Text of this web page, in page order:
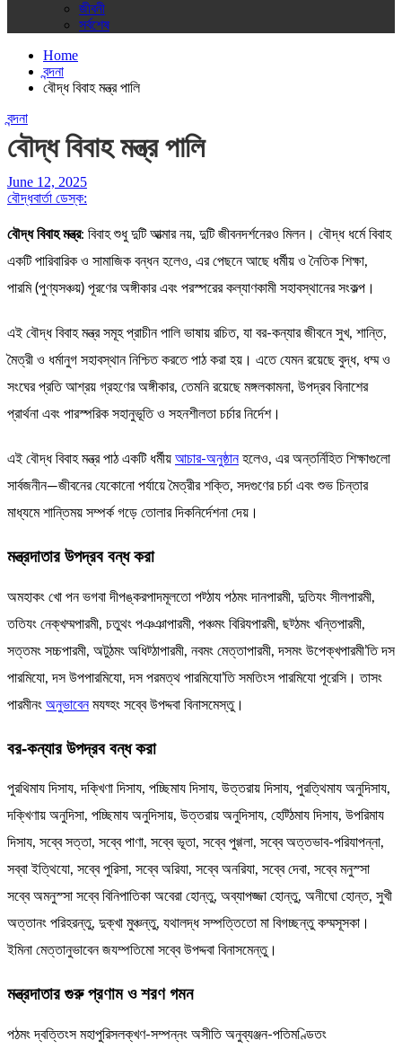
জীবনী
সর্বশেষ
Home
বন্দনা
বৌদ্ধ বিবাহ মন্ত্র পালি
বন্দনা
বৌদ্ধ বিবাহ মন্ত্র পালি
June 12, 2025
বৌদ্ধবার্তা ডেস্ক:
বৌদ্ধ বিবাহ মন্ত্র: বিবাহ শুধু দুটি আত্মার নয়, দুটি জীবনদর্শনেরও মিলন। বৌদ্ধ ধর্মে বিবাহ
একটি পারিবারিক ও সামাজিক বন্ধন হলেও, এর পেছনে আছে ধর্মীয় ও নৈতিক শিক্ষা,
পারমি (পুণ্যসঞ্চয়) পূরণের অঙ্গীকার এবং পরস্পরের কল্যাণকামী সহাবস্থানের সংকল্প।
এই বৌদ্ধ বিবাহ মন্ত্র সমূহ প্রাচীন পালি ভাষায় রচিত, যা বর-কন্যার জীবনে সুখ, শান্তি,
মৈত্রী ও ধর্মানুগ সহাবস্থান নিশ্চিত করতে পাঠ করা হয়। এতে যেমন রয়েছে বুদ্ধ, ধম্ম ও
সংঘের প্রতি আশ্রয় গ্রহণের অঙ্গীকার, তেমনি রয়েছে মঙ্গলকামনা, উপদ্রব বিনাশের
প্রার্থনা এবং পারস্পরিক সহানুভূতি ও সহনশীলতা চর্চার নির্দেশ।
এই বৌদ্ধ বিবাহ মন্ত্র পাঠ একটি ধর্মীয় আচার-অনুষ্ঠানহলেও, এর অন্তর্নিহিত শিক্ষাগুলো
সার্বজনীন—জীবনের যেকোনো পর্যায়ে মৈত্রীর শক্তি, সদগুণের চর্চা এবং শুভ চিন্তার
মাধ্যমে শান্তিময় সম্পর্ক গড়ে তোলার দিকনির্দেশনা দেয়।
মন্ত্রদাতার উপদ্রব বন্ধ করা
অমহাকং খো পন ভগবা দীপঙ্করপাদমূলতো পট্ঠায পঠমং দানপারমী, দুতিযং সীলপারমী,
ততিযং নেক্খম্মপারমী, চতুথং পঞঞাপারমী, পঞ্চমং বিরিযপারমী, ছট্ঠমং খন্তিপারমী,
সত্তমং সচ্চপারমী, অটুঠমং অধিট্ঠাপারমী, নবমং মেত্তাপারমী, দসমং উপেক্খপারমী’তি দস
পারমিযো, দস উপপারমিযো, দস পরমত্থ পারমিযো’তি সমতিংস পারমিযো পূরেসি। তাসং
পারমীনং অনুভাবেনমযয্হং সব্বে উপদ্দবা বিনাসমেস্তু।
বর-কন্যার উপদ্রব বন্ধ করা
পুরথিমায দিসায, দক্খিণা দিসায, পচ্ছিমায দিসায, উত্তরায় দিসায, পুরত্থিমায অনুদিসায,
দক্খিণায় অনুদিসা, পচ্ছিমায অনুদিসায়, উত্তরায় অনুদিসায, হেট্ঠিমায দিসায, উপরিমায
দিসায, সব্বে সত্তা, সব্বে পাণা, সব্বে ভূতা, সব্বে পুগ্গলা, সব্বে অত্তভাব-পরিযাপন্না,
সব্বা ইত্থিযো, সব্বে পুরিসা, সব্বে অরিযা, সব্বে অনরিযা, সব্বে দেবা, সব্বে মনুস্সা
সব্বে অমনুস্সা সব্বে বিনিপাতিকা অবেরা হোন্তু, অব্যাপজ্জা হোন্তু, অনীঘো হোন্ত, সুখী
অত্তানং পরিহরন্তু, দুক্খা মুঞ্চন্তু, যথালদ্ধ সম্পত্তিতো মা বিগচ্ছন্তু কম্মসূসকা।
ইমিনা মেত্তানুভাবেন জযম্পতিমো সব্বে উপদ্দবা বিনাসমেন্তু।
মন্ত্রদাতার গুরু প্রণাম ও শরণ গমন
পঠমং দ্বত্তিংস মহাপুরিসলক্খণ-সম্পন্নং অসীতি অনুব্যঞ্জন-পতিমণ্ডিতং